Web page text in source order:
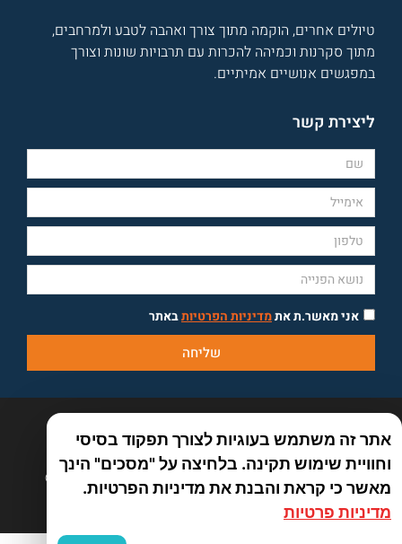
טיולים אחרים, הוקמה מתוך צורך ואהבה לטבע ולמרחבים,
מתוך סקרנות וכמיהה להכרות עם תרבויות שונות וצורך
במפגשים אנושיים אמיתיים.
ליצירת קשר
אני מאשר.ת אתמדיניות הפרטיותבאתר
שליחה
כל הזכויות שמורות לאמיר פלג טיולים אחרים 2026 ©
אתר זה משתמש בעוגיות לצורך תפקוד בסיסי
וחוויית שימוש תקינה. בלחיצה על "מסכים" הינך
מאשר כי קראת והבנת את מדיניות הפרטיות.
מדיניות פרטיות